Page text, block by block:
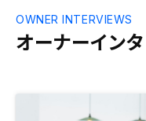
オーナーイン
OWNER INTERVIEWS